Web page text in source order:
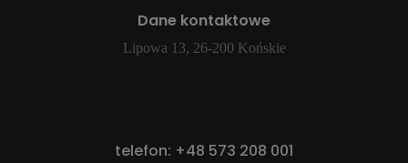
Dane kontaktowe
Lipowa 13, 26-200 Końskie
telefon: +48 573 208 001